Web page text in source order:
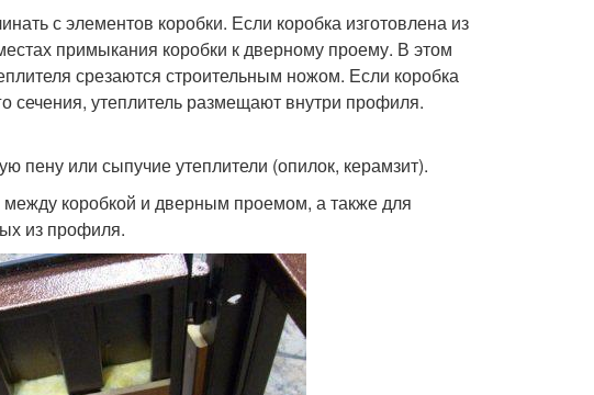
с элементов коробки. Если коробка изготовлена из
примыкания коробки к дверному проему. В этом
срезаются строительным ножом. Если коробка
сечения, утеплитель размещают внутри профиля.
пену или сыпучие утеплители (опилок, керамзит).
коробкой и дверным проемом, а также для
из профиля.